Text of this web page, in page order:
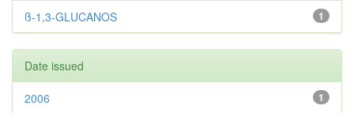
1
ß-1,3-GLUCANOS
Date issued
1
2006